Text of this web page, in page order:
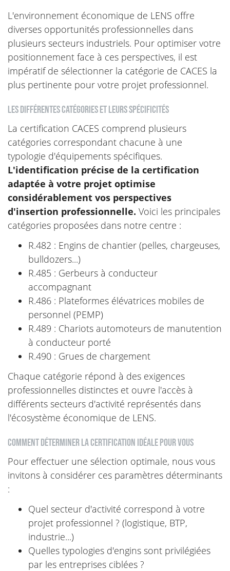
L'environnement économique de LENS offre
diverses opportunités professionnelles dans
plusieurs secteurs industriels. Pour optimiser votre
positionnement face à ces perspectives, il est
impératif de sélectionner la catégorie de CACES la
plus pertinente pour votre projet professionnel.
Les différentes catégories et leurs spécificités
La certification CACES comprend plusieurs
catégories correspondant chacune à une
typologie d'équipements spécifiques.
L'identification précise de la certification
adaptée à votre projet optimise
considérablement vos perspectives
d'insertion professionnelle. Voici les principales
catégories proposées dans notre centre :
R.482 : Engins de chantier (pelles, chargeuses,
bulldozers...)
R.485 : Gerbeurs à conducteur
accompagnant
R.486 : Plateformes élévatrices mobiles de
personnel (PEMP)
R.489 : Chariots automoteurs de manutention
à conducteur porté
R.490 : Grues de chargement
Chaque catégorie répond à des exigences
professionnelles distinctes et ouvre l'accès à
différents secteurs d'activité représentés dans
l'écosystème économique de LENS.
Comment déterminer la certification idéale pour vous
Pour effectuer une sélection optimale, nous vous
invitons à considérer ces paramètres déterminants
:
Quel secteur d'activité correspond à votre
projet professionnel ? (logistique, BTP,
industrie...)
Quelles typologies d'engins sont privilégiées
par les entreprises ciblées ?